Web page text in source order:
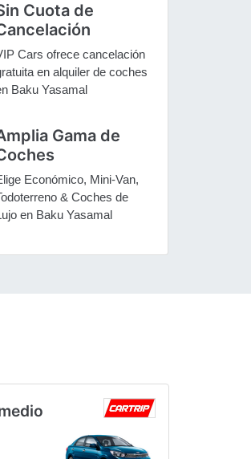
Cuota de
Cars ofrece cancelación
en alquiler de coches
Baku Yasamal
Gama de
Económico, Mini-Van,
& Coches de
en Baku Yasamal